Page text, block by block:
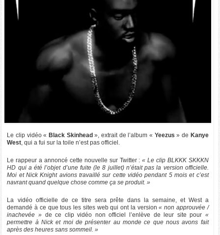
Le clip vidéo «Black Skinhead», extrait de l’album « Yeezus » de Kanye
West , qui a fui sur la toile n’est pas officiel.
Le rappeur a annoncé cette nouvelle sur Twitter : « Le clip BLKKK SKKKN
HD qui a été l’objet d’une fuite (le 8 juillet) n’était pas la version officielle.
Moi et Nick Knight avions travaillé sur cette vidéo pendant 5 mois et c’est
navrant quand quelque chose comme ça se produit. »
La vidéo officielle de ce titre sera prête dans la semaine, et West a
demandé à ce que tous les sites web qui ont la version « non approuvée /
inachevée » de ce clip vidéo non officiel l’enlève de leur site pour «
permettre à Nick et moi de présenter au monde ce que nous avons fait
après des heures sans sommeil. »